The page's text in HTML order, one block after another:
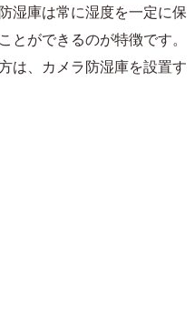
湿庫は常に湿度を一定に保
ができるのが特徴です。
は、カメラ防湿庫を設置す